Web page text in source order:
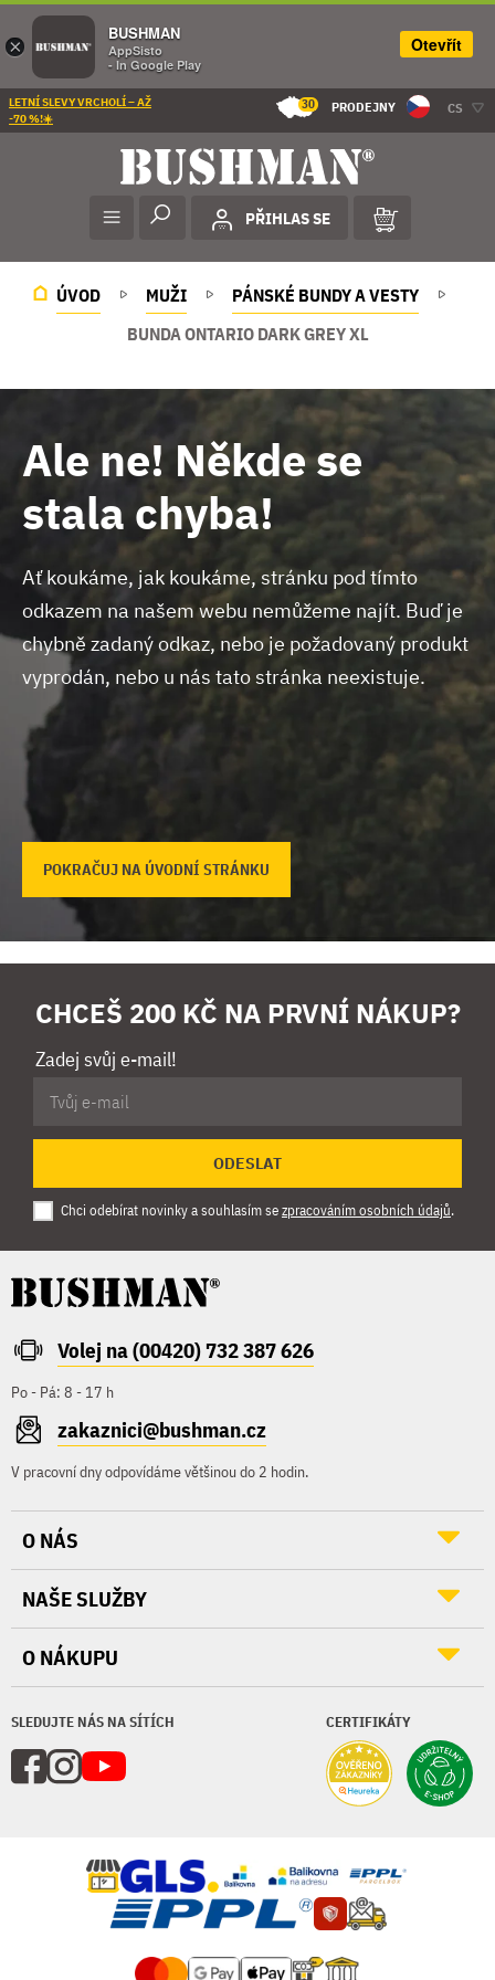
LETNÍ SLEVY VRCHOLÍ – AŽ
-70 %!☀️
30 PRODEJNY CS
PŘIHLAS SE
ÚVOD MUŽI
PÁNSKÉ BUNDY A VESTY
BUNDA ONTARIO DARK GREY XL
Ale ne! Někde se
stala chyba!
Ať koukáme, jak koukáme, stránku pod tímto
odkazem na našem webu nemůžeme najít. Buď je
chybně zadaný odkaz, nebo je požadovaný produkt
vyprodán, nebo u nás tato stránka neexistuje.
POKRAČUJ NA ÚVODNÍ STRÁNKU
CHCEŠ 200 KČ NA PRVNÍ NÁKUP?
Zadej svůj e-mail!
ODESLAT
Chci odebírat novinky a souhlasím sezpracováním osobních údajů.
Volej na (00420) 732 387 626
Po - Pá: 8 - 17 h
zakaznici@bushman.cz
V pracovní dny odpovídáme většinou do 2 hodin.
SLEDUJTE NÁS NA SÍTÍCH CERTIFIKÁTY
O NÁS
NAŠE SLUŽBY
O NÁKUPU
×
BUSHMAN
AppSisto
- In Google Play
Otevřít